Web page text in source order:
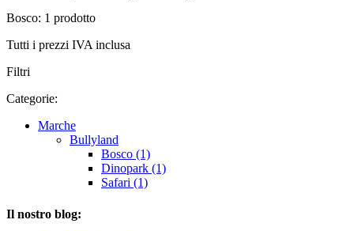
Bosco: 1 prodotto
Tutti i prezzi IVA inclusa
Filtri
Categorie:
Marche
Bullyland
Bosco (1)
Dinopark (1)
Safari (1)
Il nostro blog: